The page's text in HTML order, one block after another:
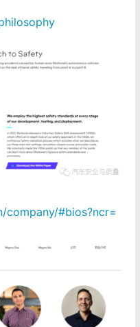
#bios?ncr=